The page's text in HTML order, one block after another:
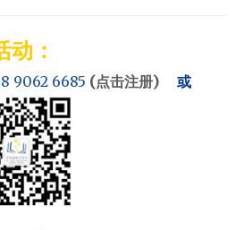
：
9062 6685 (点击注册) 或